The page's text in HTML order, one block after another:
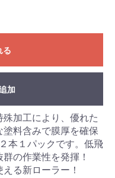
る
加
加工により、優れた
料含みで膜厚を確保
本１パックです。低飛
の作業性を発揮！
る新ローラー！